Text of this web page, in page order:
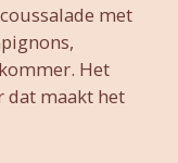
met
Het
dat maakt het